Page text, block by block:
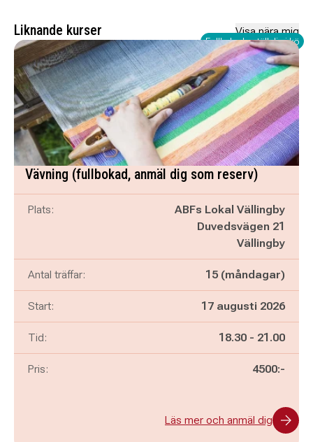
Liknande kurser Visa nära mig
Fullbokad - ställ dig i kö
Vävning (fullbokad, anmäl dig som reserv)
Plats:
ABFs Lokal Vällingby
Duvedsvägen 21
Vällingby
Antal träffar: 15 (måndagar)
Start: 17 augusti 2026
Tid: Pågår mellan
18.30 - och
21.00
Pris: 4500:-
Läs mer och anmäl dig